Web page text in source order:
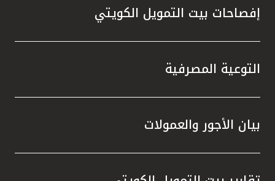
إفصاحات بيت التمويل الكويتي
التوعية المصرفية
بيان الأجور والعمولات